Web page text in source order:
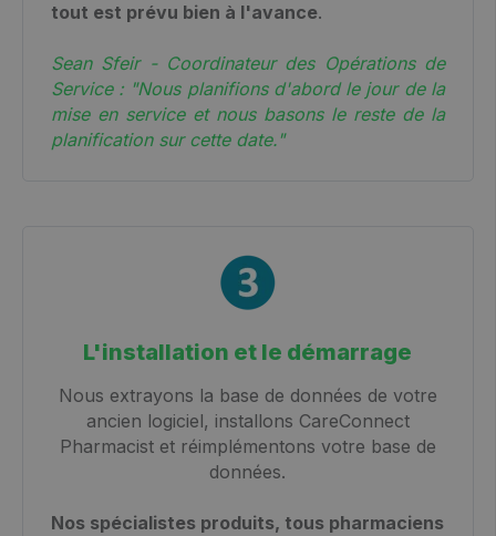
tout est prévu bien à l'avance.
Sean Sfeir - Coordinateur des Opérations de
Service : "Nous planifions d'abord le jour de la
mise en service et nous basons le reste de la
planification sur cette date."
L'installation et le démarrage
Nous extrayons la base de données de votre
ancien logiciel, installons CareConnect
Pharmacist et réimplémentons votre base de
données.
Nos spécialistes produits, tous pharmaciens